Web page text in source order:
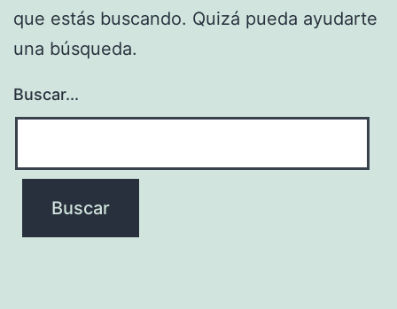
que estás buscando. Quizá pueda ayudarte
una búsqueda.
Buscar...